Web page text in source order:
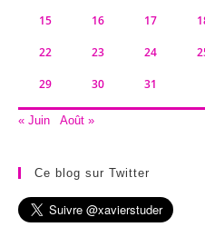
15 16 17
22 23 24
29 30 31
« Juin Août »
Ce blog sur Twitter